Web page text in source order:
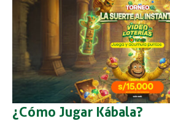
¿Cómo Jugar Kábala?